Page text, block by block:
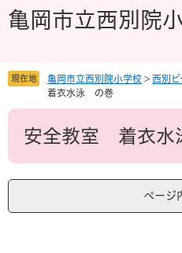
先
を
本
亀岡市立西別院
現在地 亀岡市立西別院小学校 > 西別ピ
着衣水泳 の巻
本
安全教室 着衣
ページ